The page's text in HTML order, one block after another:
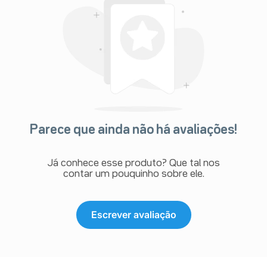
Parece que ainda não há avaliações!
Já conhece esse produto? Que tal nos
contar um pouquinho sobre ele.
Escrever avaliação